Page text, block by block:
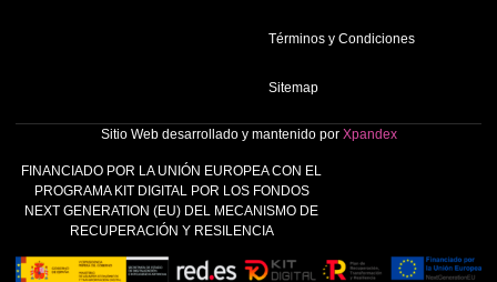
Términos y Condiciones
Sitemap
Sitio Web desarrollado y mantenido por Xpandex
FINANCIADO POR LA UNIÓN EUROPEA CON EL
PROGRAMA KIT DIGITAL POR LOS FONDOS
NEXT GENERATION (EU) DEL MECANISMO DE
RECUPERACIÓN Y RESILENCIA